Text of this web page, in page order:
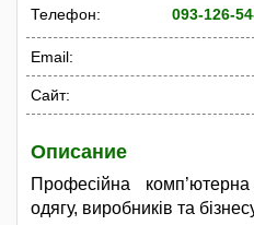
Телефон: 093-126-
Email:
Сайт:
Описание
Професійна
одягу, виробників та